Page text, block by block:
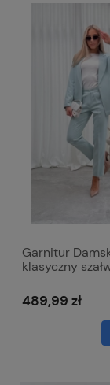
Garnitur
klasyczny
spodniami w
Melani
489,99 zł